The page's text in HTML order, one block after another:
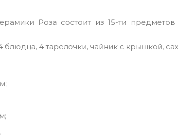
Роза состоит из 15-ти
блюдца, 4 тарелочки, чайник с крышкой,